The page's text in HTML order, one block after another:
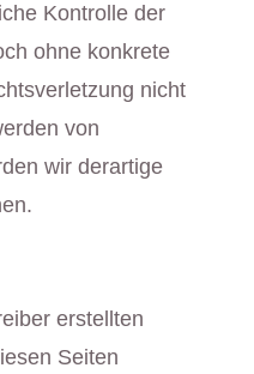
Kontrolle der
ohne konkrete
nicht
von
wir derartige
erstellten
Seiten